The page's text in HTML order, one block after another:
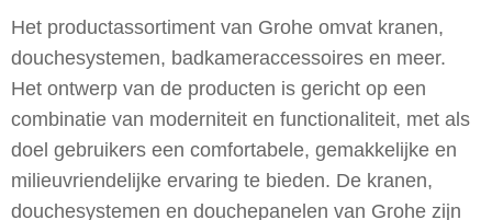
Het productassortiment van Grohe omvat kranen,
douchesystemen, badkameraccessoires en meer.
Het ontwerp van de producten is gericht op een
combinatie van moderniteit en functionaliteit, met als
doel gebruikers een comfortabele, gemakkelijke en
milieuvriendelijke ervaring te bieden. De kranen,
douchesystemen en douchepanelen van Grohe zijn